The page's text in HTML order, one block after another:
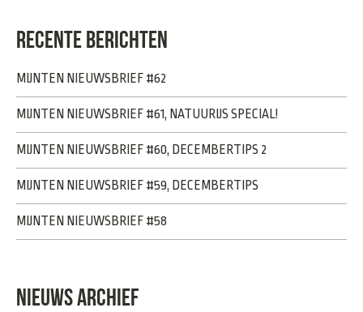
RECENTE BERICHTEN
MIJNTEN NIEUWSBRIEF #62
MIJNTEN NIEUWSBRIEF #61, NATUURIJS SPECIAL!
MIJNTEN NIEUWSBRIEF #60, DECEMBERTIPS 2
MIJNTEN NIEUWSBRIEF #59, DECEMBERTIPS
MIJNTEN NIEUWSBRIEF #58
NIEUWS ARCHIEF